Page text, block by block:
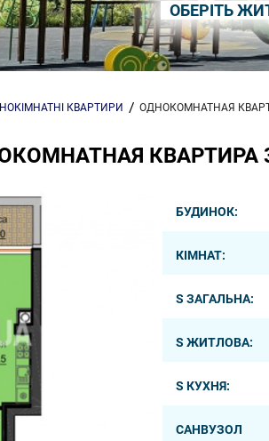
ОБЕРІТЬ
КВАРТИРИ ОДНОКОМНАТНАЯ
КВАРТИРА
БУДИНОК:
КІМНАТ:
S ЗАГАЛЬНА:
S ЖИТЛОВА:
S КУХНЯ:
САНВУЗОЛ